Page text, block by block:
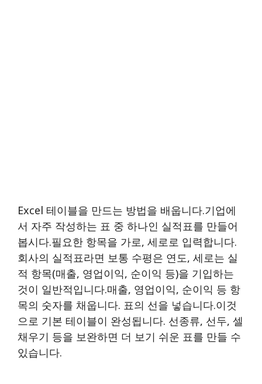
Excel 테이블을 만드는 방법을 배웁니다.기업에
서 자주 작성하는 표 중 하나인 실적표를 만들어
봅시다.필요한 항목을 가로, 세로로 입력합니다.
회사의 실적표라면 보통 수평은 연도, 세로는 실
적 항목(매출, 영업이익, 순이익 등)을 기입하는
것이 일반적입니다.매출, 영업이익, 순이익 등 항
목의 숫자를 채웁니다. 표의 선을 넣습니다.이것
으로 기본 테이블이 완성됩니다. 선종류, 선두, 셀
채우기 등을 보완하면 더 보기 쉬운 표를 만들 수
있습니다.